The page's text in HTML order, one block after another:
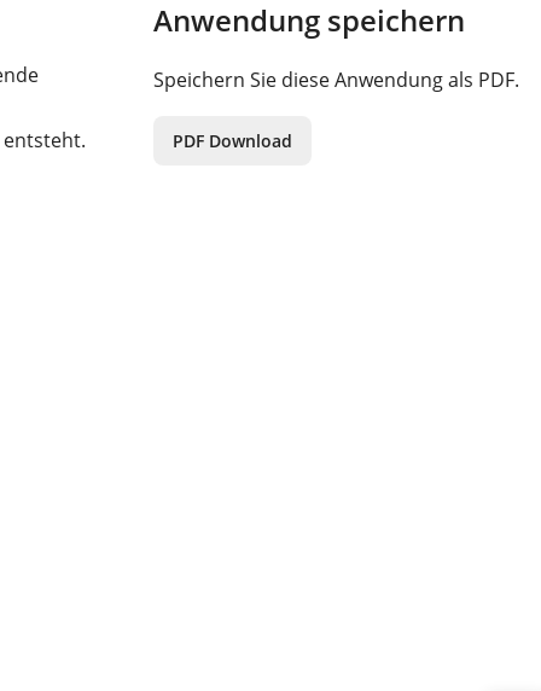
Anwendung speichern
Speichern Sie diese Anwendung als PDF.
PDF Download